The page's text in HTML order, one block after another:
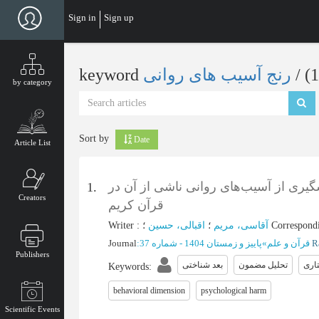
Sign in Sign up
by category
Article List
Creators
Publishers
Scientific Events
keyword ‎/
Sort by Date
1.
از آسیب‌های روانی ناشی از آن در
قرآن کریم
Writer : آقاسی، مریم ؛ اقبالی، حسین
Journal: قرآن و علم»پاییز و زمستان 1404 - شماره 37
Keywords: بعد شناختی تحلیل مضمون
behavioral dimension psychological harm